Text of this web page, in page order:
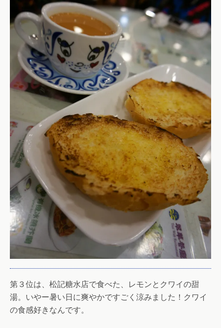
第３位は、松記糖水店で食べた、レモンとクワイの甜
湯。いやー暑い日に爽やかですごく涼みました！クワイ
の食感好きなんです。